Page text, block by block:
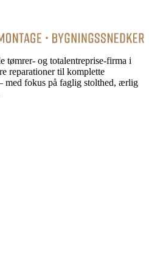
tømrer- og totalentreprise-firma i
reparationer til komplette
fokus på faglig stolthed, ærlig